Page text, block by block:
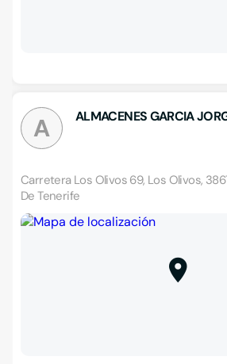
A ALMACENES GARCIA
Carretera Los Olivos 69, Los Olivos,
De Tenerife